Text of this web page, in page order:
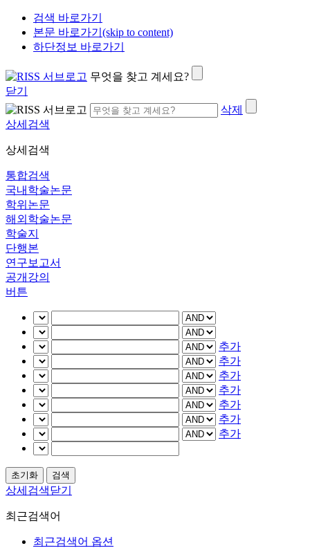
검색 바로가기
본문 바로가기(skip to content)
하단정보 바로가기
무엇을 찾고 계세요?
닫기
삭제
상세검색
상세검색
통합검색
국내학술논문
학위논문
해외학술논문
학술지
단행본
연구보고서
공개강의
버튼
추가
추가
추가
추가
추가
추가
추가
상세검색닫기
최근검색어
최근검색어 옵션